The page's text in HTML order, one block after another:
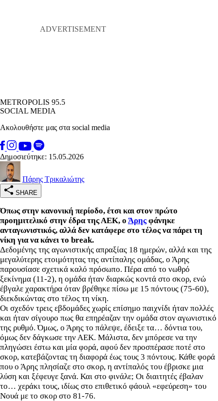
METROPOLIS 95.5
SOCIAL MEDIA
Ακολουθήστε μας στα social media
Δημοσιεύτηκε: 15.05.2026
Πάρης Τρικαλιώτης
SHARE
Όπως στην κανονική περίοδο, έτσι και στον πρώτο
προημιτελικό στην έδρα της ΑΕΚ, ο Άρηςφάνηκε
ανταγωνιστικός, αλλά δεν κατάφερε στο τέλος να πάρει τη
νίκη για να κάνει το break.
Δεδομένης της αγωνιστικής απραξίας 18 ημερών, αλλά και της
μεγαλύτερης ετοιμότητας της αντίπαλης ομάδας, ο Άρης
παρουσίασε σχετικά καλό πρόσωπο. Πέρα από το νωθρό
ξεκίνημα (11-2), η ομάδα ήταν διαρκώς κοντά στο σκορ, ενώ
έβγαλε χαρακτήρα όταν βρέθηκε πίσω με 15 πόντους (75-60),
διεκδικώντας στο τέλος τη νίκη.
Οι σχεδόν τρεις εβδομάδες χωρίς επίσημο παιχνίδι ήταν πολλές
και ήταν σίγουρο πως θα επηρέαζαν την ομάδα στον αγωνιστικό
της ρυθμό. Όμως, ο Άρης το πάλεψε, έδειξε τα… δόντια του,
όμως δεν δάγκωσε την ΑΕΚ. Μάλιστα, δεν μπόρεσε να την
πληγώσει έστω και μία φορά, αφού δεν προσπέρασε ποτέ στο
σκορ, κατεβάζοντας τη διαφορά έως τους 3 πόντους. Κάθε φορά
που ο Άρης πλησίαζε στο σκορ, η αντίπαλός του έβρισκε μια
λύση και ξέφευγε ξανά. Και στο φινάλε; Οι διαιτητές έβαλαν
το… χεράκι τους, ιδίως στο επιθετικό φάουλ «εφεύρεση» του
Νουά με το σκορ στο 81-76.